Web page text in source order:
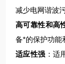
减少电网谐波污
高可靠性和高
备*的保护功能
适应性强 ：适